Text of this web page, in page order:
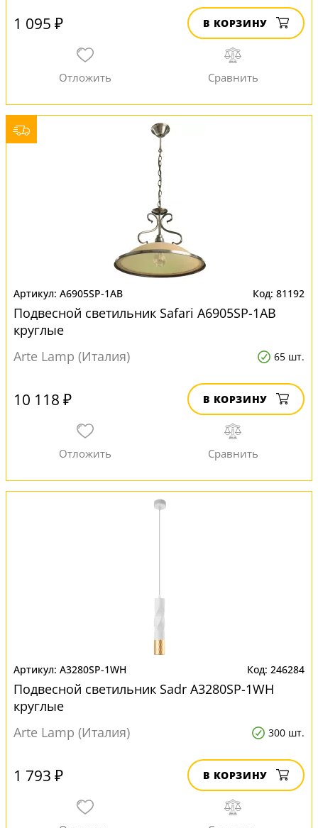
1 095 ₽ В КОРЗИНУ
A6905SP-1AB 81192
Подвесной светильник Safari A6905SP-1AB
круглые
Arte Lamp (Италия)
65 шт.
10 118 ₽ В КОРЗИНУ
A3280SP-1WH 246284
Подвесной светильник Sadr A3280SP-1WH
круглые
Arte Lamp (Италия)
300 шт.
1 793 ₽ В КОРЗИНУ